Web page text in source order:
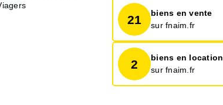
21
biens en vente
sur fnaim.fr
2
biens en location
sur fnaim.fr